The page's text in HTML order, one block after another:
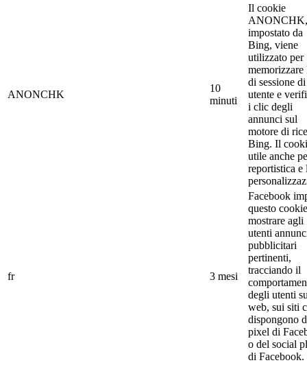
ANONCHK
10
minuti
Il cookie
ANONCHK,
impostato da
Bing, viene
utilizzato per
di sessione
utente e
i clic degli
annunci sul
motore di
Bing. Il
utile anche
reportistica e
fr 3 mesi
Facebook
questo
mostrare agli
utenti
pubblicitari
pertinenti,
tracciando il
degli utenti
web, sui siti
dispongono
pixel di
o del social
di Facebook.